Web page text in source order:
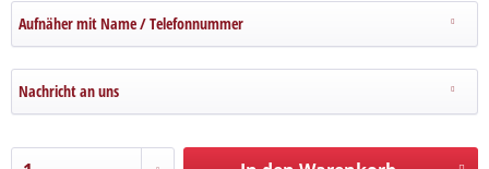
Aufnäher mit Name / Telefonnummer
Nachricht an uns